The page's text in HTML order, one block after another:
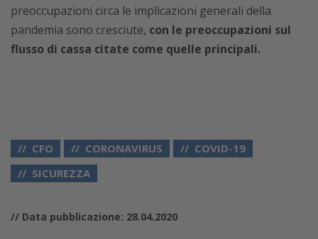
preoccupazioni circa le implicazioni generali della
pandemia sono cresciute, con le preoccupazioni sul
flusso di cassa citate come quelle principali.
CFO CORONAVIRUS
COVID-19
SICUREZZA
// Data pubblicazione: 28.04.2020